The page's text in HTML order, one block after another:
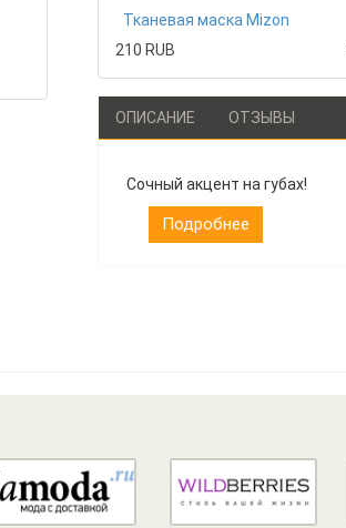
Тканевая маска Mizon
210 RUB
ОПИСАНИЕ ОТЗЫВЫ
Сочный акцент на губах!
Подробнее